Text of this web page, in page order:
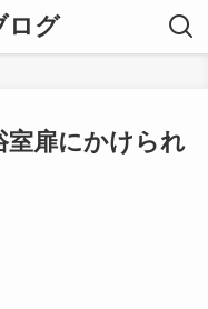
ログ
室扉にかけられ